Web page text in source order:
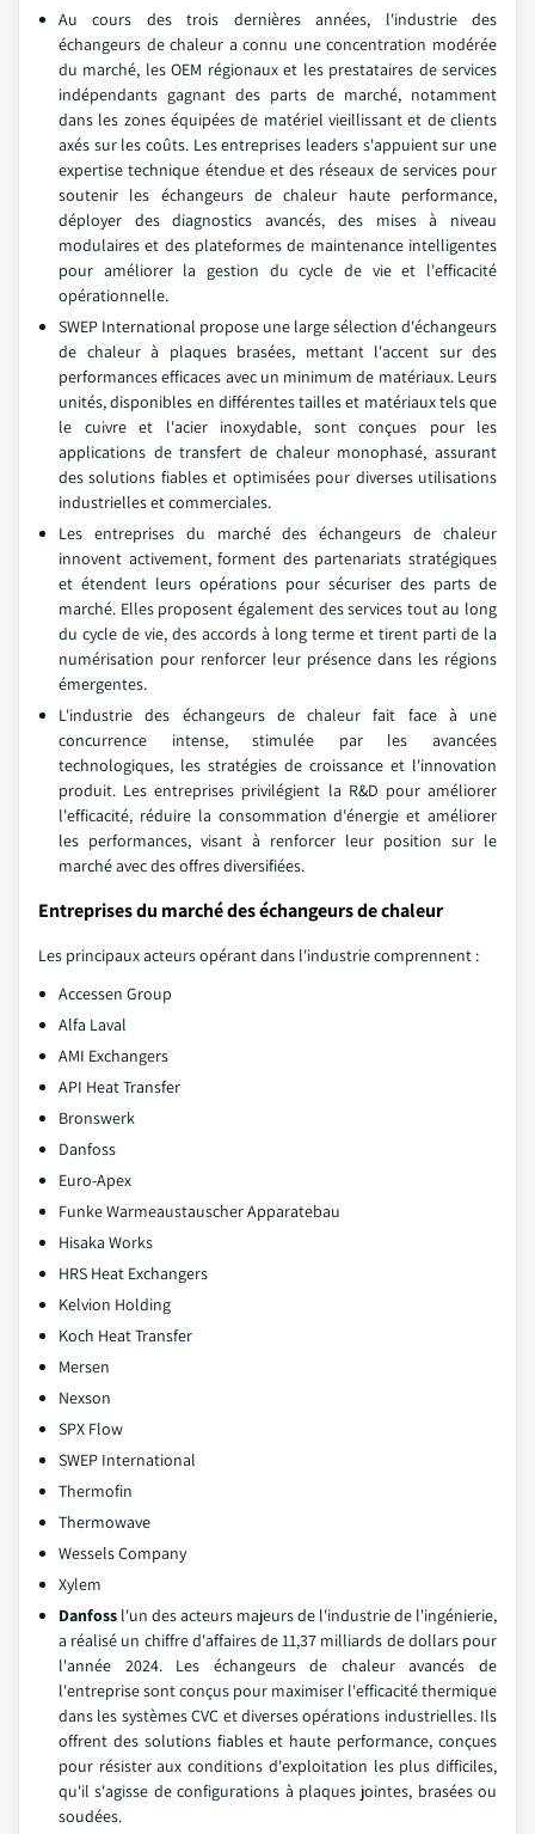
Au cours des trois dernières années, l'industrie des
échangeurs de chaleur a connu une concentration modérée
du marché, les OEM régionaux et les prestataires de services
indépendants gagnant des parts de marché, notamment
dans les zones équipées de matériel vieillissant et de clients
axés sur les coûts. Les entreprises leaders s'appuient sur une
expertise technique étendue et des réseaux de services pour
soutenir les échangeurs de chaleur haute performance,
déployer des diagnostics avancés, des mises à niveau
modulaires et des plateformes de maintenance intelligentes
pour améliorer la gestion du cycle de vie et l'efficacité
opérationnelle.
SWEP International propose une large sélection d'échangeurs
de chaleur à plaques brasées, mettant l'accent sur des
performances efficaces avec un minimum de matériaux. Leurs
unités, disponibles en différentes tailles et matériaux tels que
le cuivre et l'acier inoxydable, sont conçues pour les
applications de transfert de chaleur monophasé, assurant
des solutions fiables et optimisées pour diverses utilisations
industrielles et commerciales.
Les entreprises du marché des échangeurs de chaleur
innovent activement, forment des partenariats stratégiques
et étendent leurs opérations pour sécuriser des parts de
marché. Elles proposent également des services tout au long
du cycle de vie, des accords à long terme et tirent parti de la
numérisation pour renforcer leur présence dans les régions
émergentes.
L'industrie des échangeurs de chaleur fait face à une
concurrence intense, stimulée par les avancées
technologiques, les stratégies de croissance et l'innovation
produit. Les entreprises privilégient la R&D pour améliorer
l'efficacité, réduire la consommation d'énergie et améliorer
les performances, visant à renforcer leur position sur le
marché avec des offres diversifiées.
Entreprises du marché des échangeurs de chaleur
Les principaux acteurs opérant dans l'industrie comprennent :
Accessen Group
Alfa Laval
AMI Exchangers
API Heat Transfer
Bronswerk
Danfoss
Euro-Apex
Funke Warmeaustauscher Apparatebau
Hisaka Works
HRS Heat Exchangers
Kelvion Holding
Koch Heat Transfer
Mersen
Nexson
SPX Flow
SWEP International
Thermofin
Thermowave
Wessels Company
Xylem
Danfoss l'un des acteurs majeurs de l'industrie de l'ingénierie,
a réalisé un chiffre d'affaires de 11,37 milliards de dollars pour
l'année 2024. Les échangeurs de chaleur avancés de
l'entreprise sont conçus pour maximiser l'efficacité thermique
dans les systèmes CVC et diverses opérations industrielles. Ils
offrent des solutions fiables et haute performance, conçues
pour résister aux conditions d'exploitation les plus difficiles,
qu'il s'agisse de configurations à plaques jointes, brasées ou
soudées.